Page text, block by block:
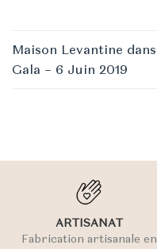
Maison Levantine dans
Gala – 6 Juin 2019
ARTISANAT
Fabrication artisanale en